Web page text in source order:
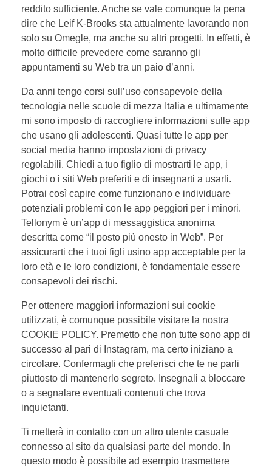
reddito sufficiente. Anche se vale comunque la pena
dire che Leif K-Brooks sta attualmente lavorando non
solo su Omegle, ma anche su altri progetti. In effetti, è
molto difficile prevedere come saranno gli
appuntamenti su Web tra un paio d’anni.
Da anni tengo corsi sull’uso consapevole della
tecnologia nelle scuole di mezza Italia e ultimamente
mi sono imposto di raccogliere informazioni sulle app
che usano gli adolescenti. Quasi tutte le app per
social media hanno impostazioni di privacy
regolabili. Chiedi a tuo figlio di mostrarti le app, i
giochi o i siti Web preferiti e di insegnarti a usarli.
Potrai così capire come funzionano e individuare
potenziali problemi con le app peggiori per i minori.
Tellonym è un’app di messaggistica anonima
descritta come “il posto più onesto in Web”. Per
assicurarti che i tuoi figli usino app acceptable per la
loro età e le loro condizioni, è fondamentale essere
consapevoli dei rischi.
Per ottenere maggiori informazioni sui cookie
utilizzati, è comunque possibile visitare la nostra
COOKIE POLICY. Premetto che non tutte sono app di
successo al pari di Instagram, ma certo iniziano a
circolare. Confermagli che preferisci che te ne parli
piuttosto di mantenerlo segreto. Insegnali a bloccare
o a segnalare eventuali contenuti che trova
inquietanti.
Ti metterà in contatto con un altro utente casuale
connesso al sito da qualsiasi parte del mondo. In
questo modo è possibile ad esempio trasmettere